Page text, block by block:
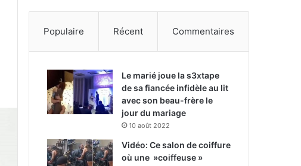
Populaire Récent Commentaires
Le marié joue la s3xtape
de sa fiancée infidèle au lit
avec son beau-frère le
jour du mariage
10 août 2022
Vidéo: Ce salon de coiffure
où une »coiffeuse »